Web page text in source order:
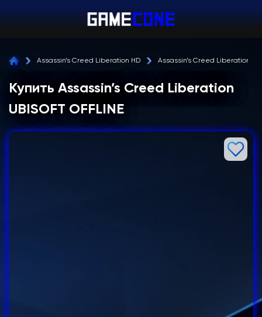
Assassin’s Creed Liberation HD Assassin’s Creed Liberation
Купить Assassin’s Creed Liberation
UBISOFT OFFLINE